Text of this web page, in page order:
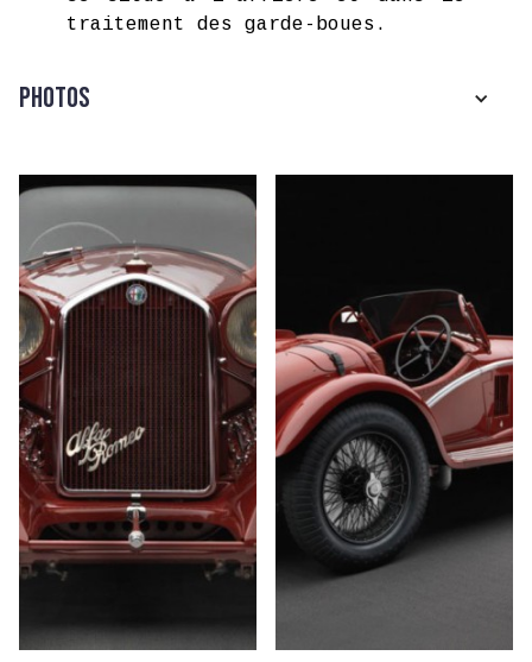
traitement des garde-boues.
Photos